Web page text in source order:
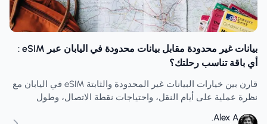
بيانات غير محدودة مقابل بيانات محدودة في اليابان عبر eSIM :
أي باقة تناسب رحلتك؟
قارن بين خيارات البيانات غير المحدودة والثابتة eSIM في اليابان مع
نظرة عملية على أيام النقل، واحتياجات نقطة الاتصال، وطول
Alex A.